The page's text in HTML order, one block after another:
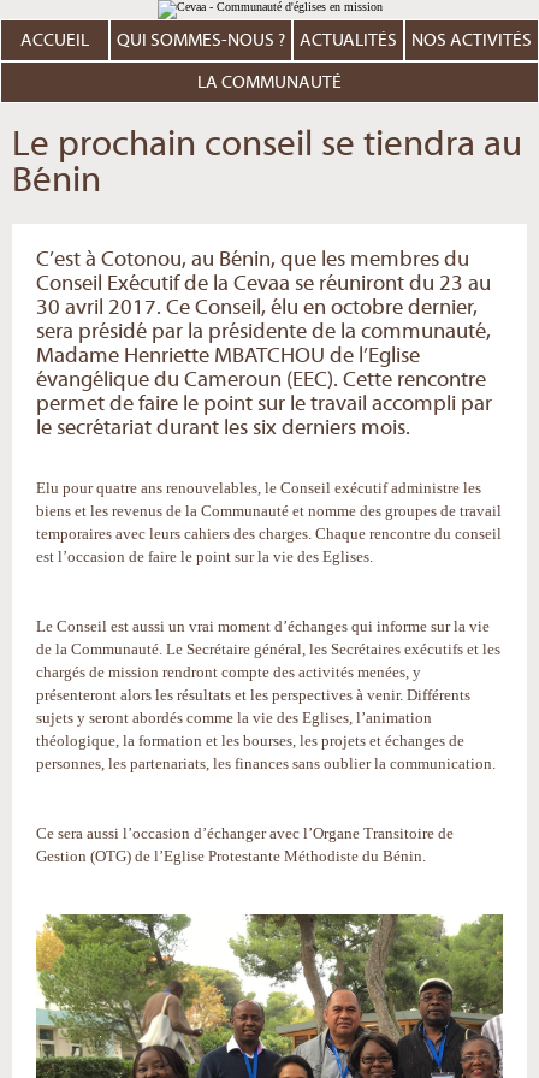
au
contenu.
Aller
personnels
ACCUEIL QUI SOMMES-NOUS ? ACTUALITÉS NOS ACTIVITÉS
LA COMMUNAUTÉ
Le prochain conseil se tiendra au
Bénin
C’est à Cotonou, au Bénin, que les membres du
Conseil Exécutif de la Cevaa se réuniront du 23 au
30 avril 2017. Ce Conseil, élu en octobre dernier,
sera présidé par la présidente de la communauté,
Madame Henriette MBATCHOU de l’Eglise
évangélique du Cameroun (EEC). Cette rencontre
permet de faire le point sur le travail accompli par
le secrétariat durant les six derniers mois.
Elu pour quatre ans renouvelables, le Conseil exécutif administre les
biens et les revenus de la Communauté et nomme des groupes de travail
temporaires avec leurs cahiers des charges. Chaque rencontre du conseil
est l’occasion de faire le point sur la vie des Eglises.
Le Conseil est aussi un vrai moment d’échanges qui informe sur la vie
de la Communauté. Le Secrétaire général, les Secrétaires exécutifs et les
chargés de mission rendront compte des activités menées, y
présenteront alors les résultats et les perspectives à venir. Différents
sujets y seront abordés comme la vie des Eglises, l’animation
théologique, la formation et les bourses, les projets et échanges de
personnes, les partenariats, les finances sans oublier la communication.
Ce sera aussi l’occasion d’échanger avec l’Organe Transitoire de
Gestion (OTG) de l’Eglise Protestante Méthodiste du Bénin.